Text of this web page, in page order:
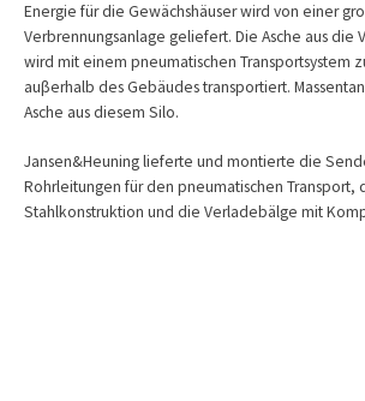
Energie für die Gewächshäuser wird von einer
Verbrennungsanlage geliefert. Die Asche aus die
wird mit einem pneumatischen Transportsystem
auβerhalb des Gebäudes transportiert.
Asche aus diesem Silo.
Jansen&Heuning lieferte und montierte die
Rohrleitungen für den pneumatischen Transport,
Stahlkonstruktion und die Verladebälge mit